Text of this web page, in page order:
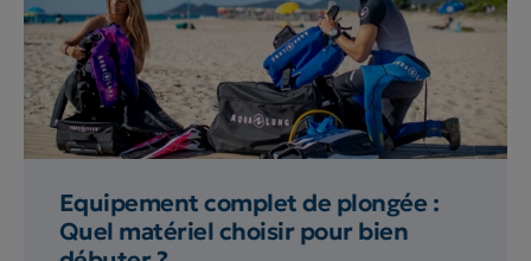
Equipement complet de plongée :
Quel matériel choisir pour bien